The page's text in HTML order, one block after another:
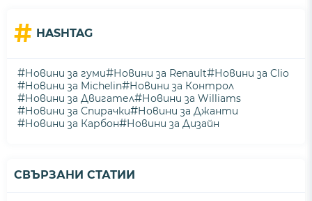
# HASHTAG
#Новини за гуми#Новини за Renault#Новини за Clio
#Новини за Michelin#Новини за Контрол
#Новини за Двигател#Новини за Williams
#Новини за Спирачки#Новини за Джанти
#Новини за Карбон#Новини за Дизайн
СВЪРЗАНИ СТАТИИ